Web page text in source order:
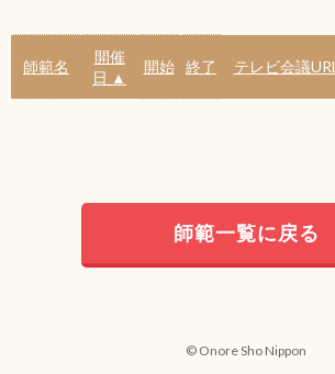
師範名
開催
日 ▲
開始 終了 テレビ会議URL
師範一覧に戻る
© Onore Sho Nippon